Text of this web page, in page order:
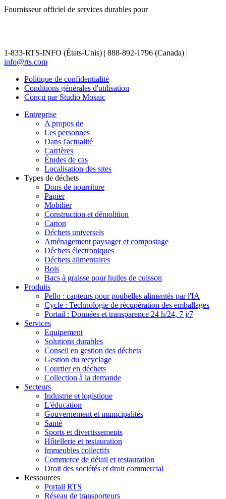
Fournisseur officiel de services durables pour
1-833-RTS-INFO (États-Unis) | 888-892-1796 (Canada) |
info@rts.com
Politique de confidentialité
Conditions générales d'utilisation
Conçu par Studio Mosaic
Entreprise
A propos de
Les personnes
Dans l'actualité
Carrières
Études de cas
Localisation des sites
Types de déchets
Dons de nourriture
Papier
Mobilier
Construction et démolition
Carton
Déchets universels
Aménagement paysager et compostage
Déchets électroniques
Déchets alimentaires
Bois
Bacs à graisse pour huiles de cuisson
Produits
Pello : capteurs pour poubelles alimentés par l'IA
Cycle : Technologie de récupération des emballages
Portail : Données et transparence 24 h/24, 7 j/7
Services
Equipement
Solutions durables
Conseil en gestion des déchets
Gestion du recyclage
Courtier en déchets
Collection à la demande
Secteurs
Industrie et logistique
L'éducation
Gouvernement et municipalités
Santé
Sports et divertissements
Hôtellerie et restauration
Immeubles collectifs
Commerce de détail et restauration
Droit des sociétés et droit commercial
Ressources
Portail RTS
Réseau de transporteurs